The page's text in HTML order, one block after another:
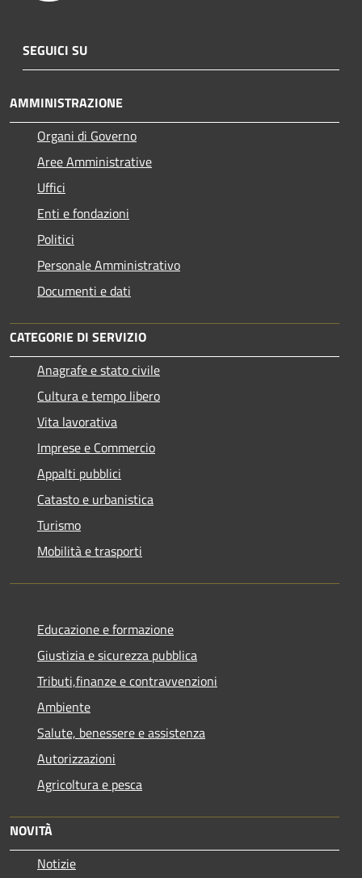
SEGUICI SU
AMMINISTRAZIONE
Organi di Governo
Aree Amministrative
Uffici
Enti e fondazioni
Politici
Personale Amministrativo
Documenti e dati
CATEGORIE DI SERVIZIO
Anagrafe e stato civile
Cultura e tempo libero
Vita lavorativa
Imprese e Commercio
Appalti pubblici
Catasto e urbanistica
Turismo
Mobilità e trasporti
Educazione e formazione
Giustizia e sicurezza pubblica
Tributi,finanze e contravvenzioni
Ambiente
Salute, benessere e assistenza
Autorizzazioni
Agricoltura e pesca
NOVITÀ
Notizie